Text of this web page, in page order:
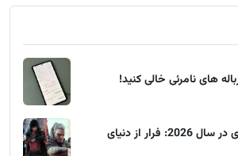
های نامرئی خالی کنید!
بهترین بازی‌های فانتزی در سال 2026: فرار از دنیای